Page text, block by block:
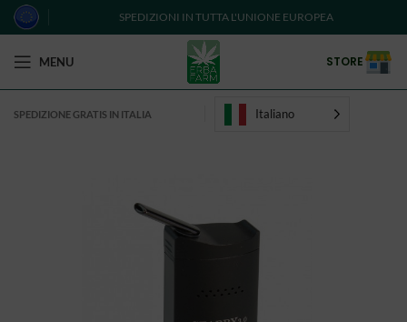
SPEDIZIONI IN TUTTA L'UNIONE EUROPEA
MENU STORE
SPEDIZIONE GRATIS IN ITALIA Italiano